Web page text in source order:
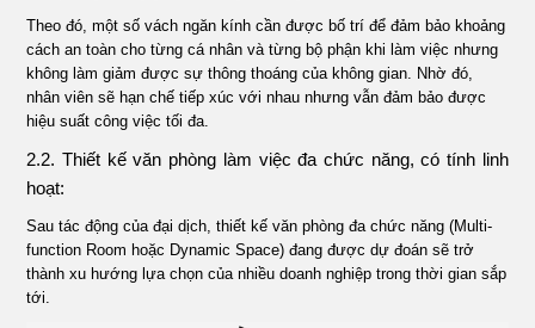
Theo đó, một số vách ngăn kính cần được bố trí để đảm bảo khoảng
cách an toàn cho từng cá nhân và từng bộ phận khi làm việc nhưng
không làm giảm được sự thông thoáng của không gian. Nhờ đó,
nhân viên sẽ hạn chế tiếp xúc với nhau nhưng vẫn đảm bảo được
hiệu suất công việc tối đa.
2.2. Thiết kế văn phòng làm việc đa chức năng, có tính linh
hoạt:
Sau tác động của đại dịch, thiết kế văn phòng đa chức năng (Multi-
function Room hoặc Dynamic Space) đang được dự đoán sẽ trở
thành xu hướng lựa chọn của nhiều doanh nghiệp trong thời gian sắp
tới.